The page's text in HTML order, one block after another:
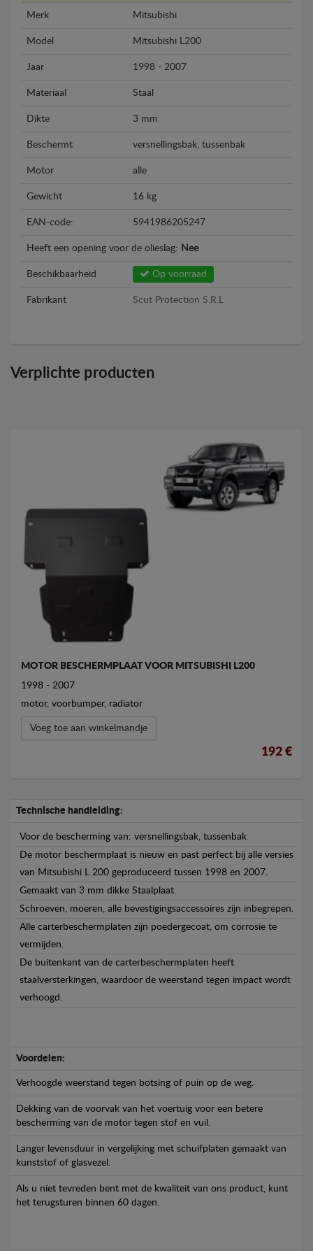
Merk Mitsubishi
Model Mitsubishi L200
Jaar 1998 - 2007
Materiaal Staal
Dikte 3 mm
Beschermt versnellingsbak, tussenbak
Motor alle
Gewicht 16 kg
EAN-code: 5941986205247
Heeft een opening voor de olieslag: Nee
Beschikbaarheid Op voorraad
Fabrikant Scut Protection S.R.L
Verplichte producten
MOTOR BESCHERMPLAAT VOOR MITSUBISHI L200
1998 - 2007
motor, voorbumper, radiator
Voeg toe aan winkelmandje
192 €
Technische handleiding:
Voor de bescherming van: versnellingsbak, tussenbak
De motor beschermplaat is nieuw en past perfect bij alle versies
van Mitsubishi L 200 geproduceerd tussen 1998 en 2007.
Gemaakt van 3 mm dikke Staalplaat.
Schroeven, moeren, alle bevestigingsaccessoires zijn inbegrepen.
Alle carterbeschermplaten zijn poedergecoat, om corrosie te
vermijden.
De buitenkant van de carterbeschermplaten heeft
staalversterkingen, waardoor de weerstand tegen impact wordt
verhoogd.
Voordelen:
Verhoogde weerstand tegen botsing of puin op de weg.
Dekking van de voorvak van het voertuig voor een betere
bescherming van de motor tegen stof en vuil.
Langer levensduur in vergelijking met schuifplaten gemaakt van
kunststof of glasvezel.
Als u niet tevreden bent met de kwaliteit van ons product, kunt
het terugsturen binnen 60 dagen.